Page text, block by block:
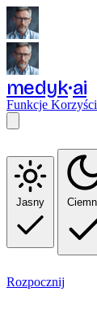
medyk ai
Funkcje Korzyści
Jasny
Rozpocznij